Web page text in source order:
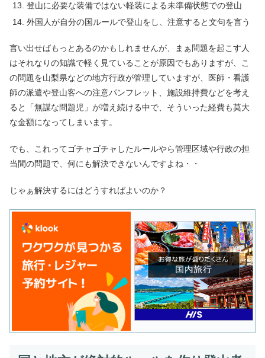
登山に必要な装備ではない軽装による未準備状態での登山
外国人が自分の国ルールで登山をし、注意すると文句を言う
言い出せばもっとあるのかもしれませんが、まぁ問題を起こす人
はそれなりの知識で軽く見ていることが原因でもありますが、こ
の問題を山梨県などの地方行政が管理していますが、医師・看護
師の派遣や登山客への注意パンフレット、施設維持費などを考え
ると「無謀な問題児」が増え続ける中で、そういった経費も莫大
な金額になってしまいます。
でも、これってゴチャゴチャしたルールやら管理区域や行政の担
当間の問題で、何にも解決できないんですよね・・
じゃぁ解決するにはどうすればよいのか？